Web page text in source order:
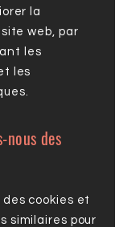
la
web, par
les
les
des
des cookies et
similaires pour